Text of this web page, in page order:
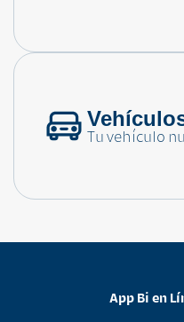
Tu vehículo
App Bi en